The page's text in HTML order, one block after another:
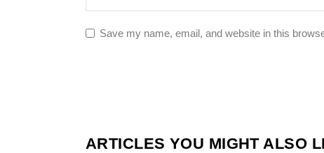
Save my name, email, and website in this
ARTICLES YOU MIGHT ALSO